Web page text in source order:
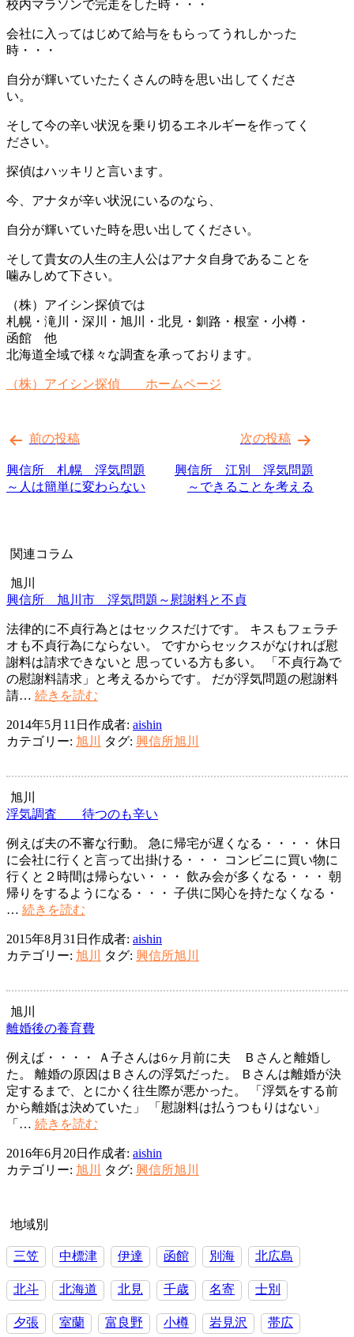
校内マラソンで完走をした時・・・
会社に入ってはじめて給与をもらってうれしかった
時・・・
自分が輝いていたたくさんの時を思い出してくださ
い。
そして今の辛い状況を乗り切るエネルギーを作ってく
ださい。
探偵はハッキリと言います。
今、アナタが辛い状況にいるのなら、
自分が輝いていた時を思い出してください。
そして貴女の人生の主人公はアナタ自身であることを
噛みしめて下さい。
（株）アイシン探偵では
札幌・滝川・深川・旭川・北見・釧路・根室・小樽・
函館 他
北海道全域で様々な調査を承っております。
（株）アイシン探偵 ホームページ
稿
ナ
ビ
ー
ョ
ン
前の投稿
興信所 札幌 浮気問題
～人は簡単に変わらない
次の投稿
興信所 江別 浮気問題
～できることを考える
関連コラム
旭川
興信所 旭川市 浮気問題～慰謝料と不貞
法律的に不貞行為とはセックスだけです。 キスもフェラチ
オも不貞行為にならない。 ですからセックスがなければ慰
謝料は請求できないと 思っている方も多い。 「不貞行為で
の慰謝料請求」と考えるからです。 だが浮気問題の慰謝料
請… 続きを読む
所
旭
市
気
題
～
慰
謝
不
貞
2014年5月11日 作成者: aishin
カテゴリー: 旭川 タグ: 興信所旭川
旭川
浮気調査 待つのも辛い
例えば夫の不審な行動。 急に帰宅が遅くなる・・・・ 休日
に会社に行くと言って出掛ける・・・ コンビニに買い物に
行くと２時間は帰らない・・・ 飲み会が多くなる・・・ 朝
帰りをするようになる・・・ 子供に関心を持たなくなる・
… 続きを読む
調
査
つ
も
い
2015年8月31日 作成者: aishin
カテゴリー: 旭川 タグ: 興信所旭川
旭川
離婚後の養育費
例えば・・・・ Ａ子さんは6ヶ月前に夫 Ｂさんと離婚し
た。 離婚の原因はＢさんの浮気だった。 Ｂさんは離婚が決
定するまで、とにかく往生際が悪かった。 「浮気をする前
から離婚は決めていた」 「慰謝料は払うつもりはない」
「… 続きを読む
後
の
2016年6月20日 作成者: aishin
カテゴリー: 旭川 タグ: 興信所旭川
地域別
三笠 中標津 伊達 函館 別海 北広島
北斗 北海道 北見 千歳 名寄 士別
夕張 室蘭 富良野 小樽 岩見沢 帯広